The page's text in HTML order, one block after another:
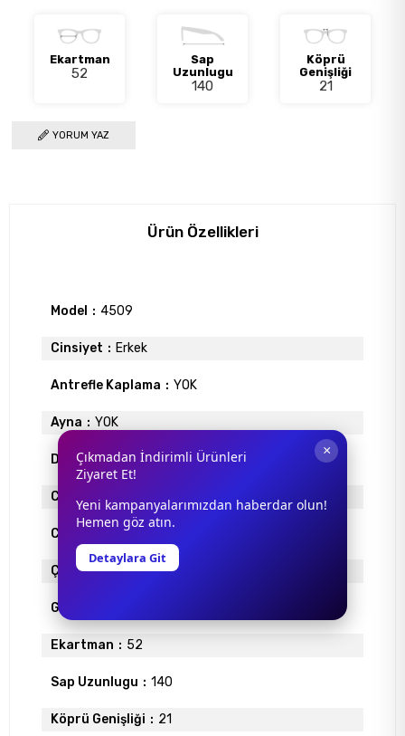
Ekartman
52
Sap
Uzunlugu
140
Köprü
Genişliği
21
YORUM YAZ
Ürün Özellikleri
Model 4509
Cinsiyet Erkek
Antrefle Kaplama YOK
Ayna YOK
Degrade YOK
Cam Materyali ORGANİK
Cam Rengi
Çerçeve Materyali
Gövde Rengi
Ekartman 52
Sap Uzunlugu 140
Köprü Genişliği 21
×
Çıkmadan İndirimli Ürünleri
Ziyaret Et!
Yeni kampanyalarımızdan haberdar olun!
Hemen göz atın.
Detaylara Git